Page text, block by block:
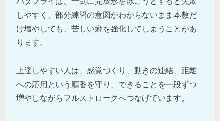
しやすく、部分練習の意図がわからないまま本数だ
け増やしても、苦しい癖を強化してしまうことがあ
ります。
上達しやすい人は、感覚づくり、動きの連結、距離
への応用という順番を守り、できることを一段ずつ
増やしながらフルストロークへつなげています。